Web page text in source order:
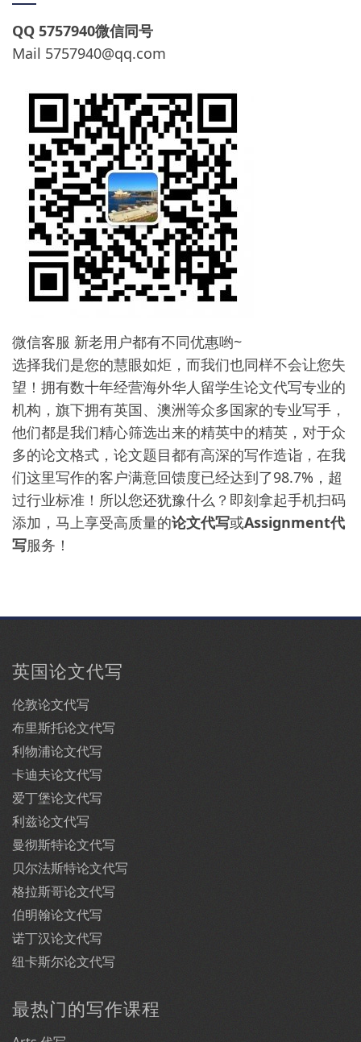
QQ 5757940微信同号
Mail 5757940@qq.com
微信客服 新老用户都有不同优惠哟~
选择我们是您的慧眼如炬，而我们也同样不会让您失
望！拥有数十年经营海外华人留学生论文代写专业的
机构，旗下拥有英国、澳洲等众多国家的专业写手，
他们都是我们精心筛选出来的精英中的精英，对于众
多的论文格式，论文题目都有高深的写作造诣，在我
们这里写作的客户满意回馈度已经达到了98.7%，超
过行业标准！所以您还犹豫什么？即刻拿起手机扫码
添加，马上享受高质量的论文代写或Assignment代
写服务！
英国论文代写
伦敦论文代写
布里斯托论文代写
利物浦论文代写
卡迪夫论文代写
爱丁堡论文代写
利兹论文代写
曼彻斯特论文代写
贝尔法斯特论文代写
格拉斯哥论文代写
伯明翰论文代写
诺丁汉论文代写
纽卡斯尔论文代写
最热门的写作课程